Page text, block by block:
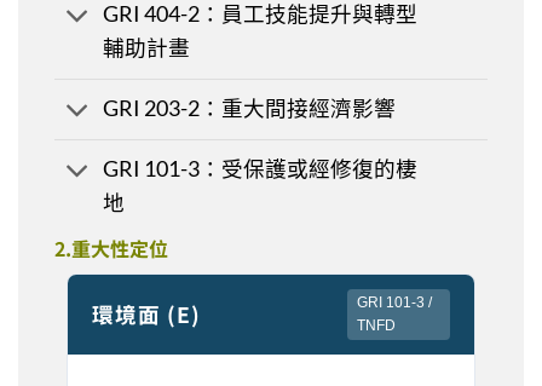
GRI 404-2：員工技能提升與轉型
輔助計畫
GRI 203-2：重大間接經濟影響
GRI 101-3：受保護或經修復的棲
地
2.重大性定位
環境面 (E)
GRI 101-3 /
TNFD